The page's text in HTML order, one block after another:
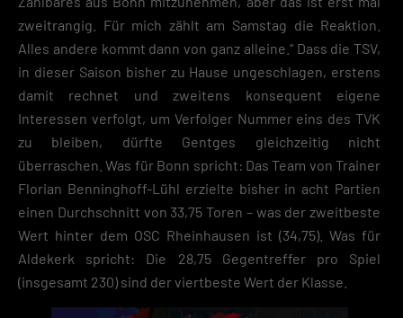
zweitrangig. Für mich zählt am Samstag die Reaktion.
Alles andere kommt dann von ganz alleine.“ Dass die TSV,
in dieser Saison bisher zu Hause ungeschlagen, erstens
damit rechnet und zweitens konsequent eigene
Interessen verfolgt, um Verfolger Nummer eins des TVK
zu bleiben, dürfte Gentges gleichzeitig nicht
überraschen. Was für Bonn spricht: Das Team von Trainer
Florian Benninghoff-Lühl erzielte bisher in acht Partien
einen Durchschnitt von 33,75 Toren – was der zweitbeste
Wert hinter dem OSC Rheinhausen ist (34,75). Was für
Aldekerk spricht: Die 28,75 Gegentreffer pro Spiel
(insgesamt 230) sind der viertbeste Wert der Klasse.
Zurück
Datenschutzeinstellungen
Essenziell (2)
Essenzielle Cookies ermöglichen grundlegende Funktionen und sind für die
Cookie-Informationen anzeigen
Datenschutzerklärung